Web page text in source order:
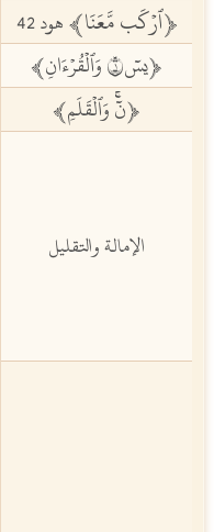
ﵳٱرۡكَب مَّعَنَاﵲهود 42
ﵳيسٓ١ وَٱلۡقُرۡءَانِ ﵲ
ﵳنٓۚ وَٱلۡقَلَمِﵲ
الإمالة والتقليل